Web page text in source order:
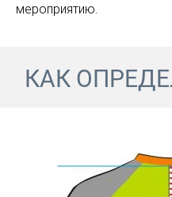
мероприятию.
КАК